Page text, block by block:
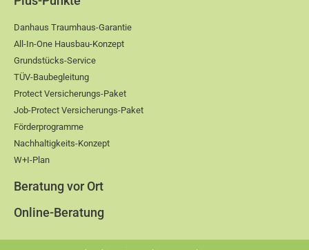
Danhaus Traumhaus-Garantie
All-In-One Hausbau-Konzept
Grundstücks-Service
TÜV-Baubegleitung
Protect Versicherungs-Paket
Job-Protect Versicherungs-Paket
Förderprogramme
Nachhaltigkeits-Konzept
W+I-Plan
Beratung vor Ort
Online-Beratung